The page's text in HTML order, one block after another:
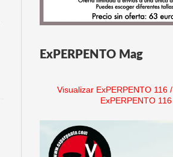
ExPERPENTO Mag
Visualizar ExPERPENTO 116 /
ExPERPENTO 116